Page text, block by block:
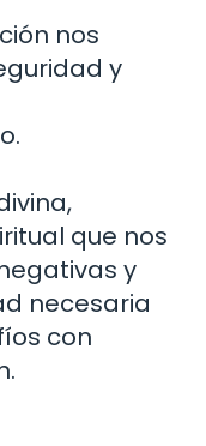
nos
y
que nos
y
necesaria
con